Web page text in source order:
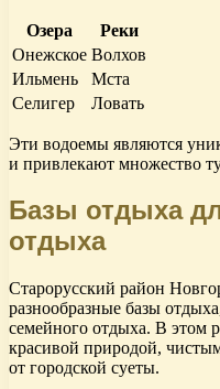
Озера
Реки
Онежское Волхов
Ильмень
Мста
Селигер
Ловать
Эти водоемы являются
и привлекают множество
Базы отдыха
отдыха
Старорусский район
разнообразные базы
семейного отдыха. В этом
красивой природой,
от городской суеты.